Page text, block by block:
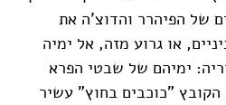
של הפיהרר והדוצ'ה את
או גרוע מזה, אל ימיה
ימיהם של שבטי הפרא
"כוכבים בחוץ" עשיר